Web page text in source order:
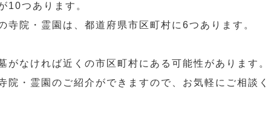
10つあります。
寺院・霊園は、都道府県市区町村に6つあります。
がなければ近くの市区町村にある可能性があります。
院・霊園のご紹介ができますので、お気軽にご相談く